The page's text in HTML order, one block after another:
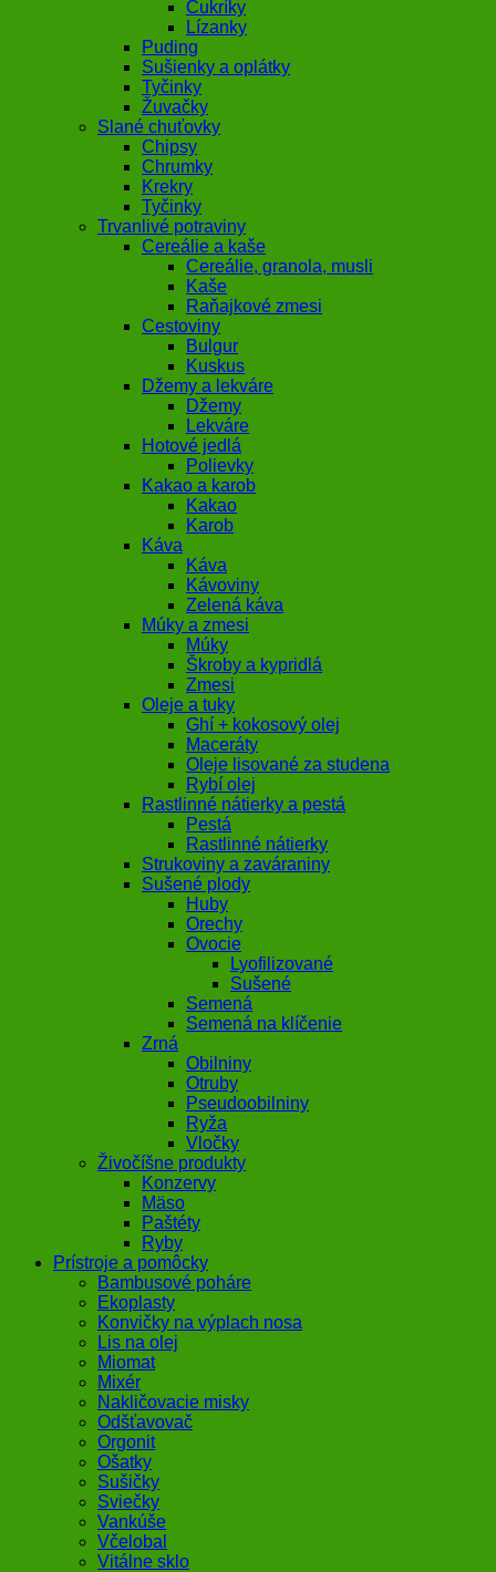
Cukríky
Lízanky
Puding
Sušienky a oplátky
Tyčinky
Žuvačky
Slané chuťovky
Chipsy
Chrumky
Krekry
Tyčinky
Trvanlivé potraviny
Cereálie a kaše
Cereálie, granola, musli
Kaše
Raňajkové zmesi
Cestoviny
Bulgur
Kuskus
Džemy a lekváre
Džemy
Lekváre
Hotové jedlá
Polievky
Kakao a karob
Kakao
Karob
Káva
Káva
Kávoviny
Zelená káva
Múky a zmesi
Múky
Škroby a kypridlá
Zmesi
Oleje a tuky
Ghí + kokosový olej
Maceráty
Oleje lisované za studena
Rybí olej
Rastlinné nátierky a pestá
Pestá
Rastlinné nátierky
Strukoviny a zaváraniny
Sušené plody
Huby
Orechy
Ovocie
Lyofilizované
Sušené
Semená
Semená na klíčenie
Zrná
Obilniny
Otruby
Pseudoobilniny
Ryža
Vločky
Živočíšne produkty
Konzervy
Mäso
Paštéty
Ryby
Prístroje a pomôcky
Bambusové poháre
Ekoplasty
Konvičky na výplach nosa
Lis na olej
Miomat
Mixér
Nakličovacie misky
Odšťavovač
Orgonit
Ošatky
Sušičky
Sviečky
Vankúše
Včelobal
Vitálne sklo